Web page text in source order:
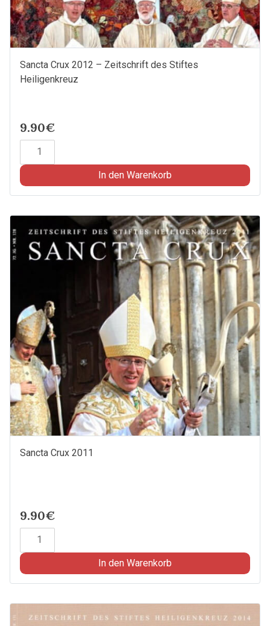
Sancta Crux 2012 – Zeitschrift des Stiftes
Heiligenkreuz
9.90€
Sancta
-
des
Stiftes
Heiligenkreuz
Menge
In den Warenkorb
Sancta Crux 2011
9.90€
Sancta
Menge
In den Warenkorb